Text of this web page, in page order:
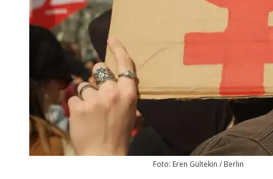
Foto: Eren Gültekin / Berlin